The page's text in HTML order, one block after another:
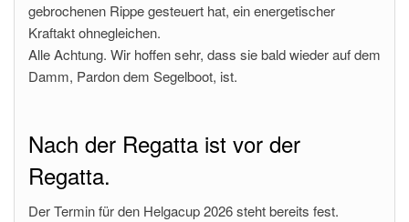
gebrochenen Rippe gesteuert hat, ein energetischer
Kraftakt ohnegleichen.
Alle Achtung. Wir hoffen sehr, dass sie bald wieder auf dem
Damm, Pardon dem Segelboot, ist.
Nach der Regatta ist vor der
Regatta.
Der Termin für den Helgacup 2026 steht bereits fest.